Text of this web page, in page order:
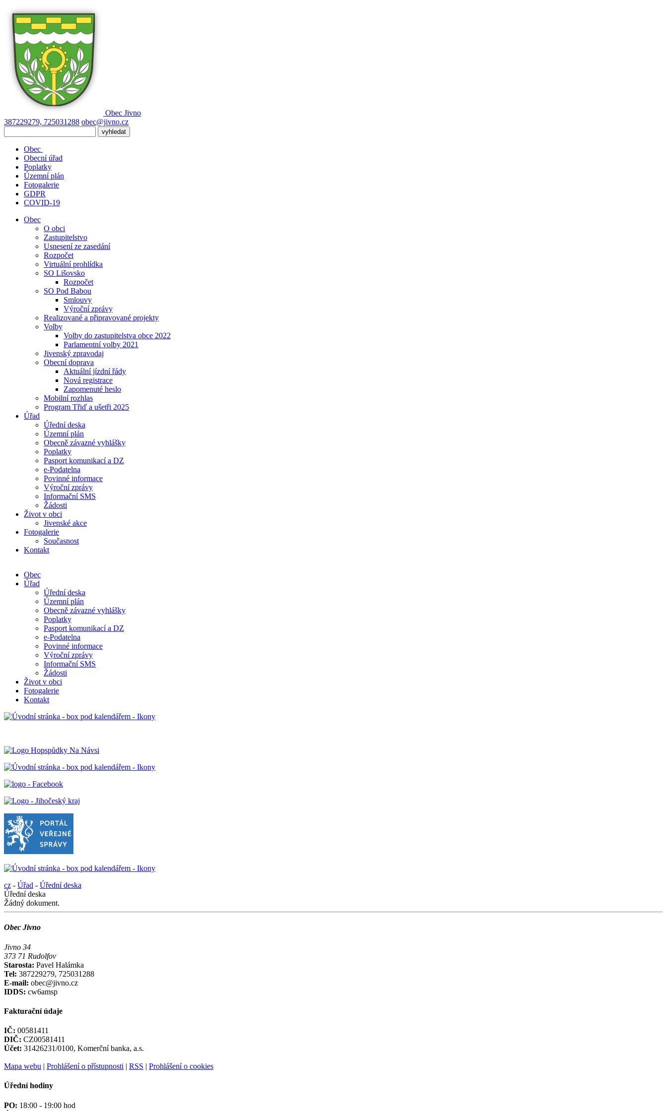
Obec Jivno
387229279, 725031288 obec@jivno.cz
Obec
Obecní úřad
Poplatky
Územní plán
Fotogalerie
GDPR
COVID-19
Obec
O obci
Zastupitelstvo
Usnesení ze zasedání
Rozpočet
Virtuální prohlídka
SO Lišovsko
Rozpočet
SO Pod Babou
Smlouvy
Výroční zprávy
Realizované a připravované projekty
Volby
Volby do zastupitelstva obce 2022
Parlamentní volby 2021
Jivenský zpravodaj
Obecní doprava
Aktuální jízdní řády
Nová registrace
Zapomenuté heslo
Mobilní rozhlas
Program Třiď a ušetři 2025
Úřad
Úřední deska
Územní plán
Obecně závazné vyhlášky
Poplatky
Pasport komunikací a DZ
e-Podatelna
Povinné informace
Výroční zprávy
Informační SMS
Žádosti
Život v obci
Jivenské akce
Fotogalerie
Současnost
Kontakt
Obec
Úřad
Úřední deska
Územní plán
Obecně závazné vyhlášky
Poplatky
Pasport komunikací a DZ
e-Podatelna
Povinné informace
Výroční zprávy
Informační SMS
Žádosti
Život v obci
Fotogalerie
Kontakt
cz - Úřad - Úřední deska
Úřední deska
Žádný dokument.
Obec Jivno
Jivno 34
373 71 Rudolfov
Starosta: Pavel Halámka
Tel: 387229279, 725031288
E-mail: obec@jivno.cz
IDDS: cw6amsp
Fakturační údaje
IČ: 00581411
DIČ: CZ00581411
Účet: 31426231/0100, Komerční banka, a.s.
Mapa webu | Prohlášení o přístupnosti | RSS | Prohlášení o cookies
Úřední hodiny
PO: 18:00 - 19:00 hod